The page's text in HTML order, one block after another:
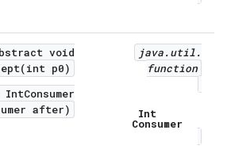
java.util.
function
Int
Consumer
void
p0)
after)